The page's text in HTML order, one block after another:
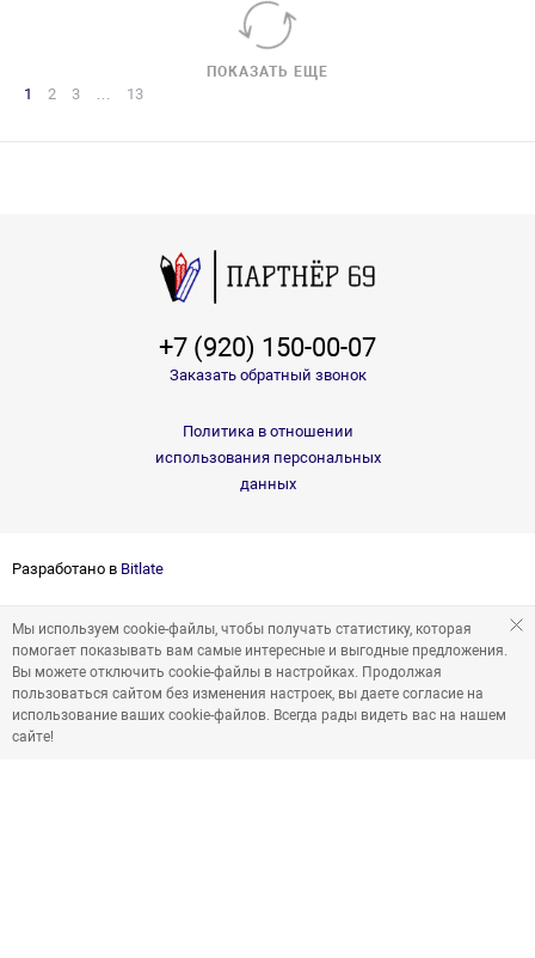
ПОКАЗАТЬ ЕЩЕ
1 2 3 … 13
+7 (920) 150-00-07
Заказать обратный звонок
Политика в отношении
использования персональных
данных
Разработано в Bitlate
Мы используем cookie-файлы, чтобы получать статистику, которая
помогает показывать вам самые интересные и выгодные предложения.
Вы можете отключить cookie-файлы в настройках. Продолжая
пользоваться сайтом без изменения настроек, вы даете согласие на
использование ваших cookie-файлов. Всегда рады видеть вас на нашем
сайте!